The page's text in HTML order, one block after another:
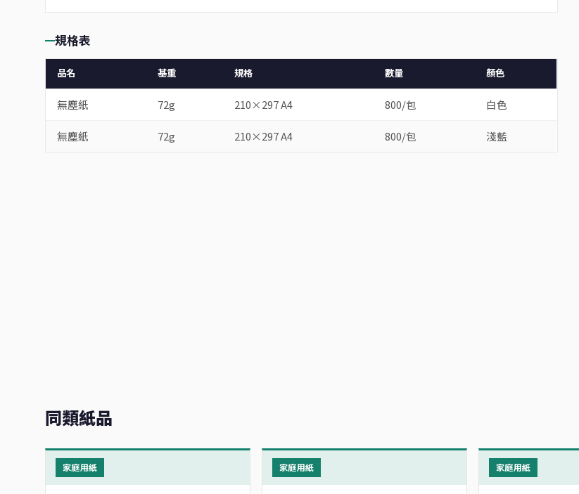
規格表
品名 基重 規格 數量 顏色
無塵紙 72g 210×297 A4 800/包 白色
無塵紙 72g 210×297 A4 800/包 淺藍
同類紙品
家庭用紙 家庭用紙 家庭用紙